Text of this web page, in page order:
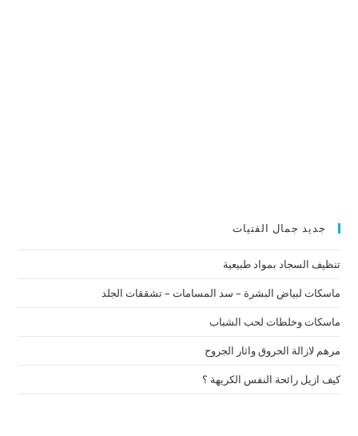
جديد جمال الفتيات
تنظيف السجاد بمواد طبيعية
ماسكات لبياض البشرة – سد المسامات – تشققات الجلد
ماسكات وخلطات لحب الشباب
مرهم لازالة الحروق واثار الجروح
كيف ازيل رائحة النفس الكريهة ؟